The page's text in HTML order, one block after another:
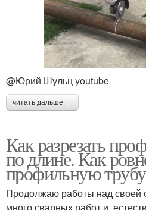
@Юрий Шульц youtube
читать дальше →
Как разрезать
по длине. Как
профильную
Продолжаю работы над своей
много сварных работ и,